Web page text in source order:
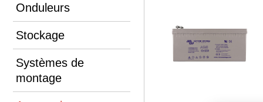
Onduleurs
Stockage
Systèmes de
montage